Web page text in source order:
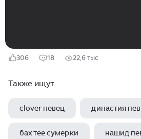
306 18 22,6 тыс
Также ищут
clover певец династия
бах тее сумерки нашид